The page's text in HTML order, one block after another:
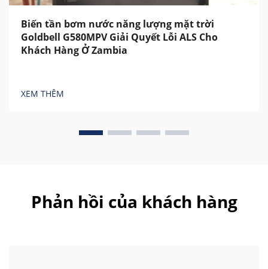
Biến tần bơm nước năng lượng mặt trời
Goldbell G580MPV Giải Quyết Lỗi ALS Cho
Khách Hàng Ở Zambia
XEM THÊM
Phản hồi của khách hàng